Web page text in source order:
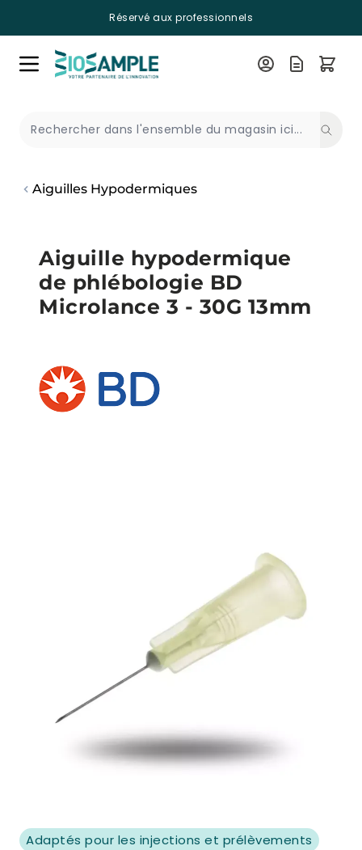
Réservé aux professionnels
Aiguilles Hypodermiques
Aiguille hypodermique
de phlébologie BD
Microlance 3 - 30G 13mm
Adaptés pour les injections et prélèvements